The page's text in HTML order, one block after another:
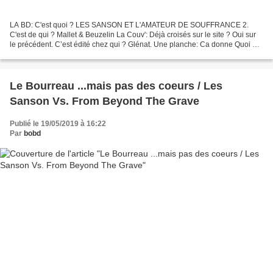
LA BD: C'est quoi ? LES SANSON ET L'AMATEUR DE SOUFFRANCE 2.
C'est de qui ? Mallet & Beuzelin La Couv': Déjà croisés sur le site ? Oui sur
le précédent. C’est édité chez qui ? Glénat. Une planche: Ca donne Quoi ?
Le Bourreau ...mais pas des coeurs / Les
Sanson Vs. From Beyond The Grave
Publié le 19/05/2019 à 16:22
Par bobd